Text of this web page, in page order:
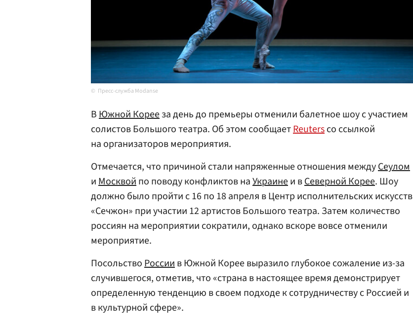
Пресс-служба Modanse
ВЮжной Корееза день до премьеры отменили балетное шоу с участием
солистов Большого театра. Об этом сообщаетReutersсо ссылкой
на организаторов мероприятия.
Отмечается, что причиной стали напряженные отношения междуСеулом
иМосквойпо поводу конфликтов наУкраинеи вСеверной Корее. Шоу
должно было пройти с 16 по 18 апреля в Центр исполнительских искусств
«Сечжон» при участии 12 артистов Большого театра. Затем количество
россиян на мероприятии сократили, однако вскоре вовсе отменили
мероприятие.
ПосольствоРоссиив Южной Корее выразило глубокое сожаление из-за
случившегося, отметив, что «страна в настоящее время демонстрирует
определенную тенденцию в своем подходе к сотрудничеству с Россией и
в культурной сфере».